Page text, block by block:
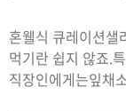
혼웰식 큐레이션샐
먹기란 쉽지 않죠.
직장인에게는잎채